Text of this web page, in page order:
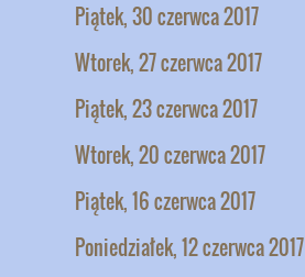
Piątek, 30 czerwca 2017
Wtorek, 27 czerwca 2017
Piątek, 23 czerwca 2017
Wtorek, 20 czerwca 2017
Piątek, 16 czerwca 2017
Poniedziałek, 12 czerwca 2017